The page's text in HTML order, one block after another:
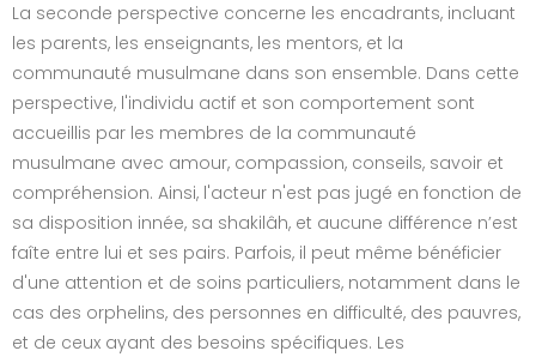
La seconde perspective concerne les encadrants, incluant
les parents, les enseignants, les mentors, et la
communauté musulmane dans son ensemble. Dans cette
perspective, l'individu actif et son comportement sont
accueillis par les membres de la communauté
musulmane avec amour, compassion, conseils, savoir et
compréhension. Ainsi, l'acteur n'est pas jugé en fonction de
sa disposition innée, sa shakilâh, et aucune différence n’est
faîte entre lui et ses pairs. Parfois, il peut même bénéficier
d'une attention et de soins particuliers, notamment dans le
cas des orphelins, des personnes en difficulté, des pauvres,
et de ceux ayant des besoins spécifiques. Les